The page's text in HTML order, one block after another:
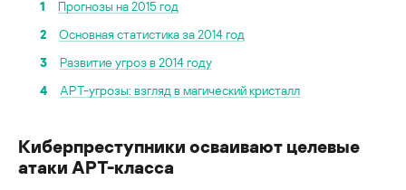
1
Прогнозы на 2015 год
2
Основная статистика за 2014 год
3
Развитие угроз в 2014 году
4
APT-угрозы: взгляд в магический кристалл
Киберпреступники осваивают целевые
атаки APT-класса